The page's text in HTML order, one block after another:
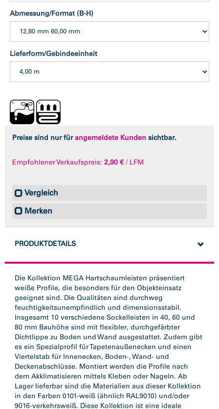
Abmessung/Format (B-H)
Lieferform/Gebindeeinheit
Preise sind nur fürangemeldete Kunden sichtbar.
Empfohlener Verkaufspreis: 2,90 € / LFM
Vergleich
Merken
PRODUKTDETAILS
Die Kollektion MEGA Hartschaumleisten präsentiert
weiße Profile, die besonders für den Objekteinsatz
geeignet sind. Die Qualitäten sind durchweg
feuchtigkeitsunempfindlich und dimensionsstabil.
Insgesamt 10 verschiedene Sockelleisten in 40, 60 und
80 mm Bauhöhe sind mit flexibler, durchgefärbter
Dichtlippe zu Boden und Wand ausgestattet. Zudem gibt
es ein Spezialprofil für Tapetenaußenecken und einen
Viertelstab für Innenecken, Boden-, Wand- und
Deckenabschlüsse. Montiert werden die Profile nach
dem Akklimatisieren mittels Kleben oder Nageln. Ab
Lager lieferbar sind die Materialien aus dieser Kollektion
in den Farben 0101-weiß (ähnlich RAL9010) und/oder
9016-verkehrsweiß. Diese Kollektion ist eine ideale